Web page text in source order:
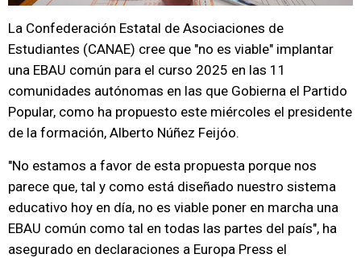
La Confederación Estatal de Asociaciones de
Estudiantes (CANAE) cree que "no es viable" implantar
una EBAU común para el curso 2025 en las 11
comunidades autónomas en las que Gobierna el Partido
Popular, como ha propuesto este miércoles el presidente
de la formación, Alberto Núñez Feijóo.
"No estamos a favor de esta propuesta porque nos
parece que, tal y como está diseñado nuestro sistema
educativo hoy en día, no es viable poner en marcha una
EBAU común como tal en todas las partes del país", ha
asegurado en declaraciones a Europa Press el